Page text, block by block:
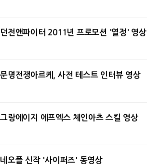
2011-01-12
던전앤파이터 2011년 프로모션 '열정' 영상
2011-01-10
문명전쟁아르케, 사전 테스트 인터뷰 영상
2011-01-10
그랑에이지 에프엑스 체인아츠 스킬 영상
네오플 신작 '사이퍼즈' 동영상